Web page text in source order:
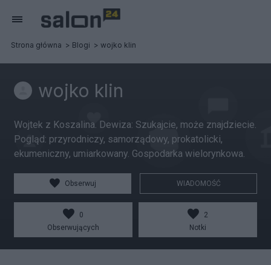
Strona główna Blogi wojko klin
wojko klin
Wojtek z Koszalina. Dewiza: Szukajcie, może znajdziecie.
Pogląd: przyrodniczy, samorządowy, prokatolicki,
ekumeniczny, umiarkowany. Gospodarka wielorynkowa.
Obserwuj WIADOMOŚĆ
0
Obserwujących
2
Notki